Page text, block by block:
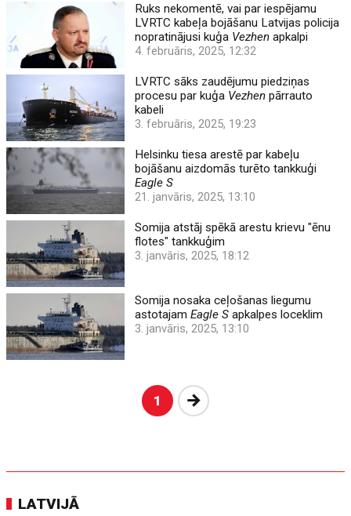
Ruks nekomentē, vai par iespējamu
LVRTC kabeļa bojāšanu Latvijas policija
nopratinājusi kuģa Vezhen apkalpi
4. februāris, 2025, 12:32
LVRTC sāks zaudējumu piedziņas
procesu par kuģa Vezhen pārrauto
kabeli
3. februāris, 2025, 19:23
Helsinku tiesa arestē par kabeļu
bojāšanu aizdomās turēto tankkuģi
Eagle S
21. janvāris, 2025, 13:10
Somija atstāj spēkā arestu krievu "ēnu
flotes" tankkuģim
3. janvāris, 2025, 18:12
Somija nosaka ceļošanas liegumu
astotajamEagle S apkalpes loceklim
3. janvāris, 2025, 13:10
1 Nākošā
LATVIJĀ